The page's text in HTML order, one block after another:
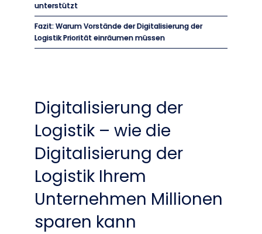
unterstützt
Fazit: Warum Vorstände der Digitalisierung der
Logistik Priorität einräumen müssen
Digitalisierung der
Logistik – wie die
Digitalisierung der
Logistik Ihrem
Unternehmen Millionen
sparen kann